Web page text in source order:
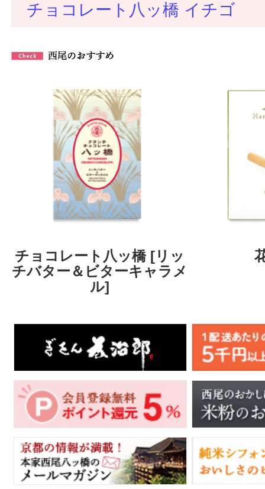
チョコレート八ッ橋 イチゴ
チョコレート八ッ橋 [リッ
チバター＆ビターキャラメ
ル]